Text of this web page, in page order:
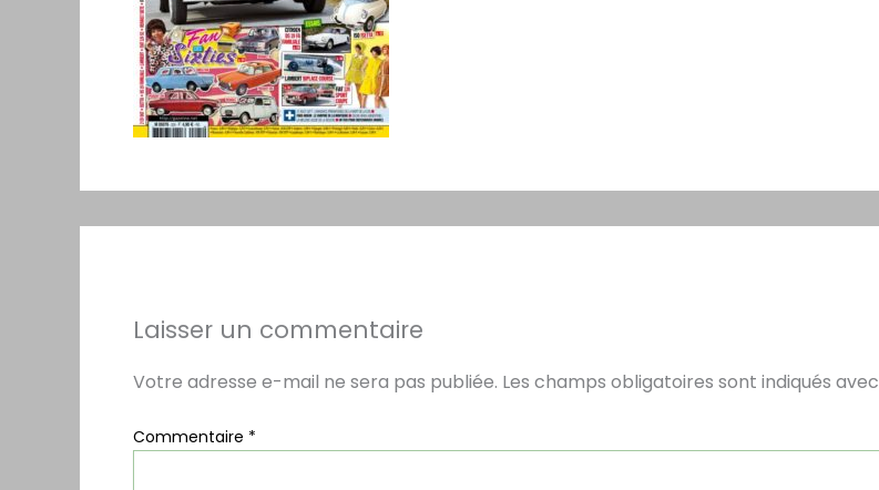
Laisser un commentaire
Votre adresse e-mail ne sera pas publiée. Les champs obligatoires sont indiqués avec
Commentaire *